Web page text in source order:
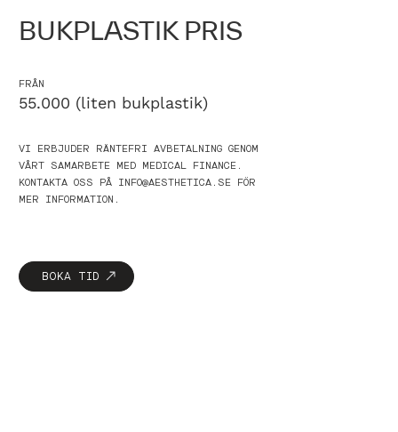
BUKPLASTIK PRIS
FRÅN
55.000 (liten bukplastik)
VI ERBJUDER RÄNTEFRI AVBETALNING GENOM
VÅRT SAMARBETE MED MEDICAL FINANCE.
KONTAKTA OSS PÅ INFO@AESTHETICA.SE FÖR
MER INFORMATION.
BOKA TID